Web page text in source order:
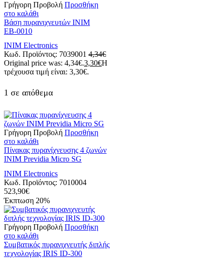
Γρήγορη Προβολή Προσθήκη
στο καλάθι
Βάση πυρανιχνευτών ΙΝΙΜ
ΕΒ-0010
INIM Electronics
Κωδ. Προϊόντος: 7039001 4,34€
Original price was: 4,34€.3,30€Η
τρέχουσα τιμή είναι: 3,30€.
1 σε απόθεμα
Γρήγορη Προβολή Προσθήκη
στο καλάθι
Πίνακας πυρανίχνευσης 4 ζωνών
INIM Previdia Micro SG
INIM Electronics
Κωδ. Προϊόντος: 7010004
523,90€
Έκπτωση 20%
Γρήγορη Προβολή Προσθήκη
στο καλάθι
Συμβατικός πυρανιχνευτής διπλής
τεχνολογίας IRIS ID-300